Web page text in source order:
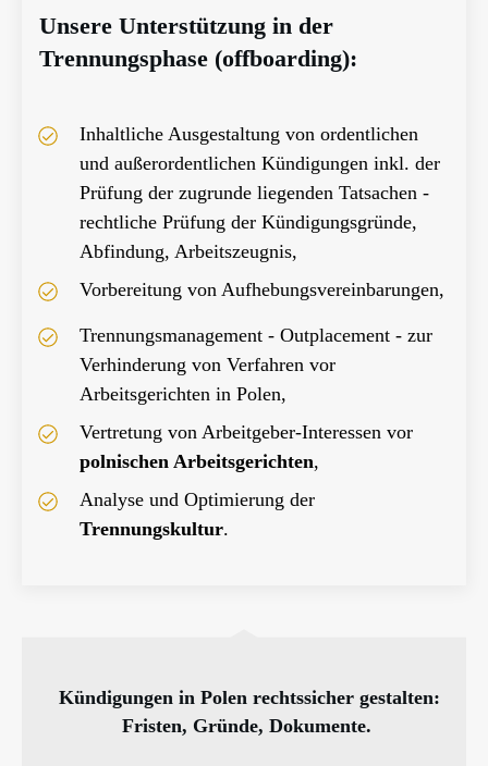
Unsere Unterstützung in der
Trennungsphase (offboarding):
Inhaltliche Ausgestaltung von ordentlichen
und außerordentlichen Kündigungen inkl. der
Prüfung der zugrunde liegenden Tatsachen -
rechtliche Prüfung der Kündigungsgründe,
Abfindung, Arbeitszeugnis,
Vorbereitung von Aufhebungsvereinbarungen,
Trennungsmanagement - Outplacement - zur
Verhinderung von Verfahren vor
Arbeitsgerichten in Polen,
Vertretung von Arbeitgeber-Interessen vor
polnischen Arbeitsgerichten,
Analyse und Optimierung der
Trennungskultur.
Kündigungen in Polen rechtssicher gestalten:
Fristen, Gründe, Dokumente.